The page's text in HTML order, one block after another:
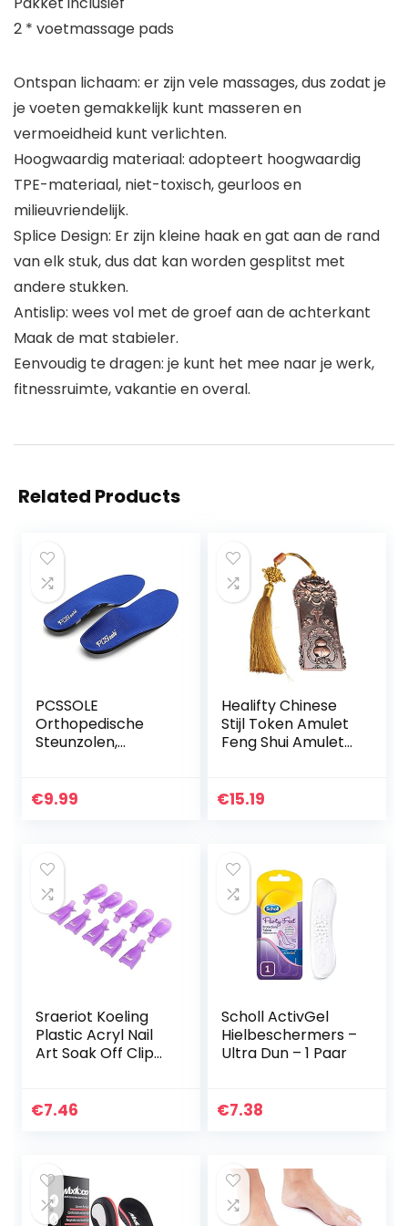
2 * voetmassage pads
Ontspan lichaam: er zijn vele massages, dus zodat je
je voeten gemakkelijk kunt masseren en
vermoeidheid kunt verlichten.
Hoogwaardig materiaal: adopteert hoogwaardig
TPE-materiaal, niet-toxisch, geurloos en
milieuvriendelijk.
Splice Design: Er zijn kleine haak en gat aan de rand
van elk stuk, dus dat kan worden gesplitst met
andere stukken.
Antislip: wees vol met de groef aan de achterkant
Maak de mat stabieler.
Eenvoudig te dragen: je kunt het mee naar je werk,
fitnessruimte, vakantie en overal.
Related Products
PCSSOLE
Orthopedische
Steunzolen,
Platvoeten,
€9.99
Healifty Chinese
Stijl Token Amulet
Feng Shui Amulet
Gezondheid
€15.19
Sraeriot Koeling
Plastic Acryl Nail
Art Soak Off Clip
Purple Pack Van 10
€7.46
Scholl ActivGel
Hielbeschermers –
Ultra Dun – 1 Paar
€7.38